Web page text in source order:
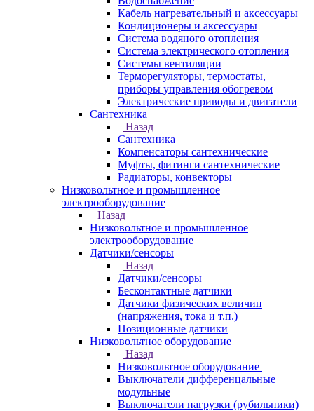
Кабель нагревательный и аксессуары
Кондиционеры и аксессуары
Система водяного отопления
Система электрического отопления
Системы вентиляции
Терморегуляторы, термостаты,
приборы управления обогревом
Электрические приводы и двигатели
Сантехника
Назад
Сантехника
Компенсаторы сантехнические
Муфты, фитинги сантехнические
Радиаторы, конвекторы
Низковольтное и промышленное
электрооборудование
Назад
Низковольтное и промышленное
электрооборудование
Датчики/сенсоры
Назад
Датчики/сенсоры
Бесконтактные датчики
Датчики физических величин
(напряжения, тока и т.п.)
Позиционные датчики
Низковольтное оборудование
Назад
Низковольтное оборудование
Выключатели дифференцальные
модульные
Выключатели нагрузки (рубильники)